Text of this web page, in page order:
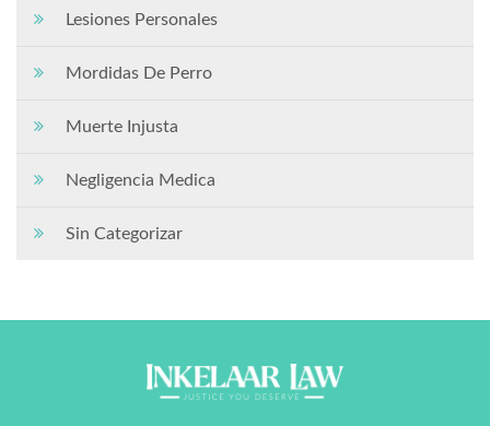
Lesiones Personales
Mordidas De Perro
Muerte Injusta
Negligencia Medica
Sin Categorizar